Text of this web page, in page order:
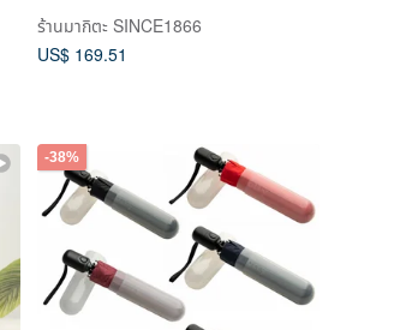
ร้านมากิตะ SINCE1866
US$ 169.51
-38%